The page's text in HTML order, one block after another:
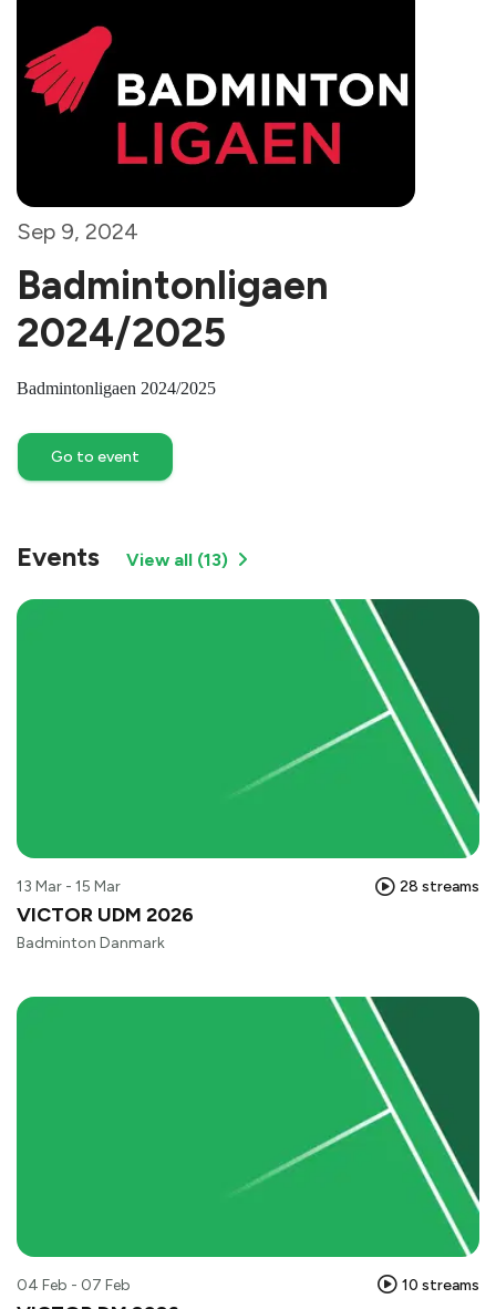
Sep 9, 2024
Badmintonligaen
2024/2025
Badmintonligaen 2024/2025
Go to event
Events View all (13)
13 Mar - 15 Mar 28 streams
VICTOR UDM 2026
Badminton Danmark
04 Feb - 07 Feb 10 streams